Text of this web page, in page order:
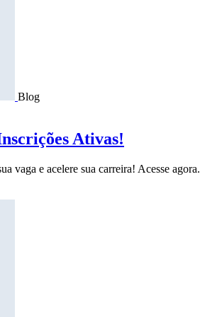
Blog
Ativas!
vaga e acelere sua carreira! Acesse agora.